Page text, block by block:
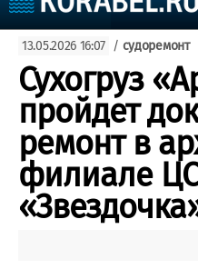
Судоходство
Судоремонт
События
Пресс-релизы
Порты
Рыболовство
ВМФ
Образование
Яхты и катера
Еще
13.05.2026 16:07 / судоремонт
Сухогруз
пройдет
ремонт в
филиале ЦС